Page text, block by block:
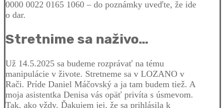
0000 0022 0165 1060 – do poznámky uveďte, že ide
o dar.
Stretnime sa naživo…
Už 14.5.2025 sa budeme rozprávať na tému
manipulácie v živote. Stretneme sa v LOZANO v
Rači. Príde Daniel Máčovský a ja tam budem tiež. A
moja asistentka Denisa vás opäť privíta s úsmevom.
Tak, ako vždy. Ďakujem jej, že sa prihlásila k